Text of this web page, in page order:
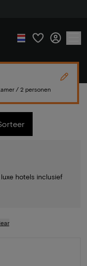
/ 2 personen
hotels inclusief